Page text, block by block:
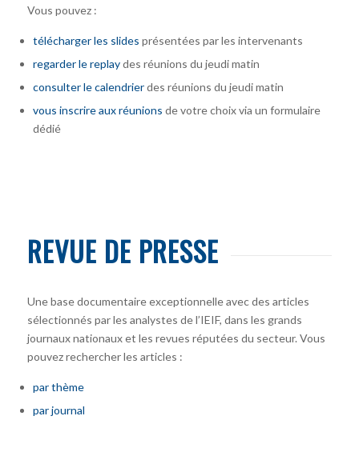
Vous pouvez :
télécharger les slides présentées par les intervenants
regarder le replaydes réunions du jeudi matin
consulter le calendrierdes réunions du jeudi matin
vous inscrire aux réunions de votre choix via un formulaire
dédié
REVUE DE PRESSE
Une base documentaire exceptionnelle avec des articles
sélectionnés par les analystes de l’IEIF, dans les grands
journaux nationaux et les revues réputées du secteur. Vous
pouvez rechercher les articles :
par thème
par journal